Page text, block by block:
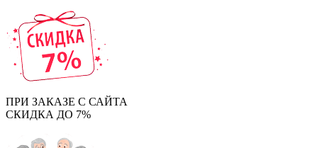
ПРИ ЗАКАЗЕ С САЙТА
СКИДКА ДО 7%